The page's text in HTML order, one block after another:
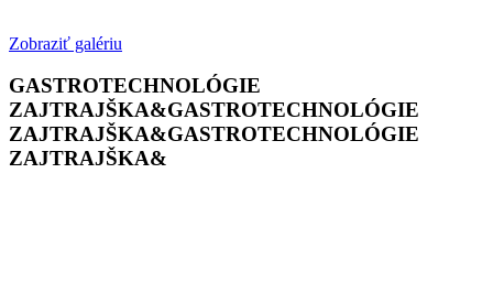
Zobraziť galériu
GASTROTECHNOLÓGIE
ZAJTRAJŠKA&GASTROTECHNOLÓGIE
ZAJTRAJŠKA&GASTROTECHNOLÓGIE
ZAJTRAJŠKA&